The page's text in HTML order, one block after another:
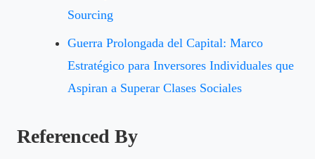
Sourcing
Guerra Prolongada del Capital: Marco
Estratégico para Inversores Individuales que
Aspiran a Superar Clases Sociales
Referenced By